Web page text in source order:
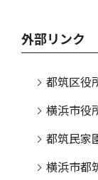
外部リンク
都筑区役
横浜市役
都筑民家
横浜市都